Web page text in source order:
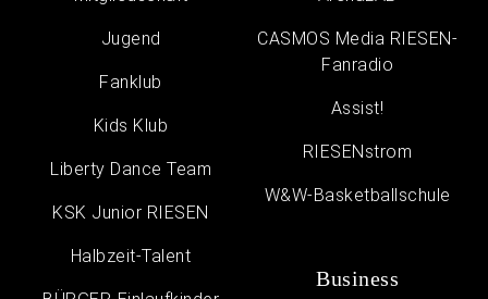
Jugend
Fanklub
Kids Klub
Liberty Dance Team
KSK Junior RIESEN
Halbzeit-Talent
CASMOS Media RIESEN-
Fanradio
Assist!
RIESENstrom
W&W-Basketballschule
Business